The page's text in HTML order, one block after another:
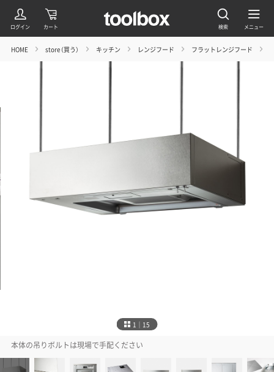
HOME store（買う） キッチン レンジフード フラットレンジフード
1｜15
本体の吊りボルトは現場で手配ください